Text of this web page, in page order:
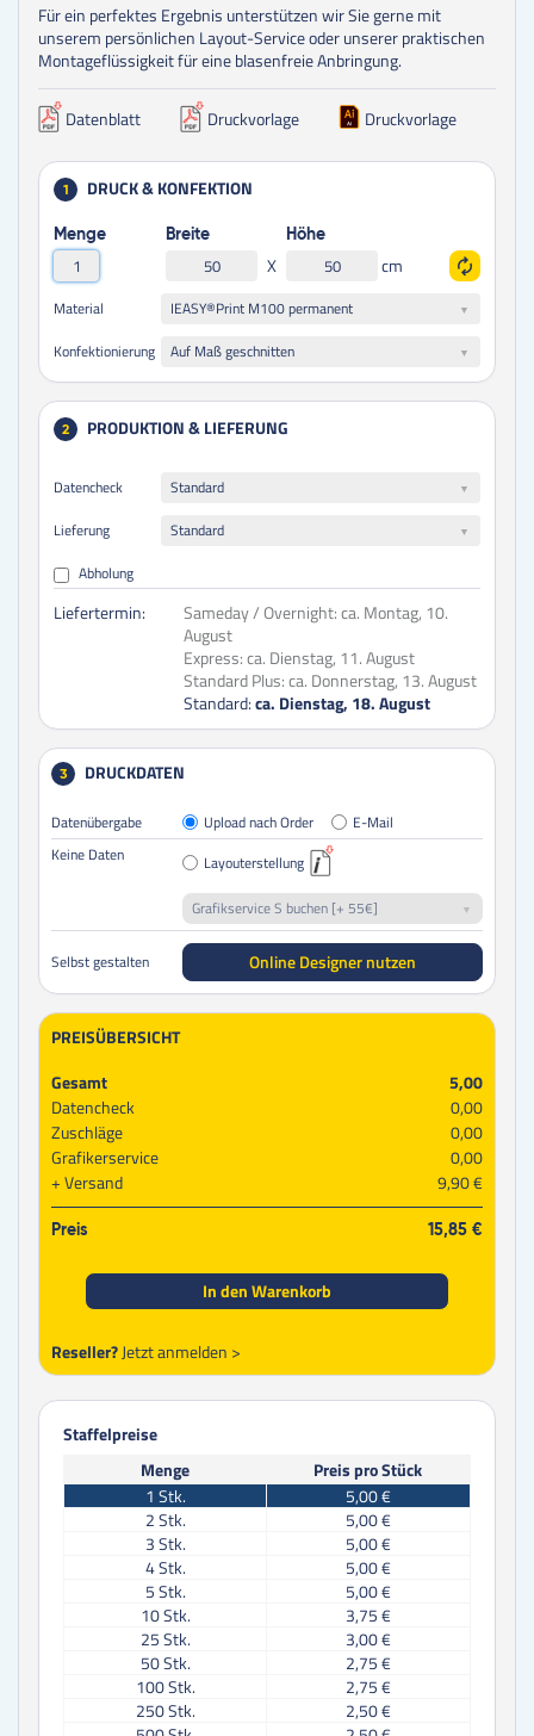
Für ein perfektes Ergebnis unterstützen wir Sie gerne mit
unserem persönlichen Layout-Service oder unserer praktischen
Montageflüssigkeit für eine blasenfreie Anbringung.
Datenblatt Druckvorlage Druckvorlage
1 DRUCK & KONFEKTION
Menge Breite
X
Höhe
cm
Material
IEASY®Print M100 permanent
Konfektionierung
Auf Maß geschnitten
2 PRODUKTION & LIEFERUNG
Datencheck
Standard
Lieferung
Standard
Abholung
Liefertermin: Sameday / Overnight:ca. Montag, 10.
August
Express:ca. Dienstag, 11. August
Standard Plus:ca. Donnerstag, 13. August
Standard:ca. Dienstag, 18. August
3 DRUCKDATEN
Datenübergabe Upload nach Order
E-Mail
Keine Daten
Layouterstellung
Grafikservice S buchen [+ 55€]
Selbst gestalten Online Designer nutzen
PREISÜBERSICHT
Gesamt
5,00
Datencheck
0,00
Zuschläge
0,00
Grafikerservice
0,00
Versand
9,90 €
Preis 15,85 €
In den Warenkorb
Reseller?Jetzt anmelden >
Staffelpreise
Menge
Preis pro Stück
1 Stk.
5,00 €
2Stk.
5,00 €
3Stk.
5,00 €
4Stk.
5,00 €
5Stk.
5,00 €
10Stk.
3,75 €
25Stk.
3,00 €
50Stk.
2,75 €
100Stk.
2,75 €
250Stk.
2,50 €